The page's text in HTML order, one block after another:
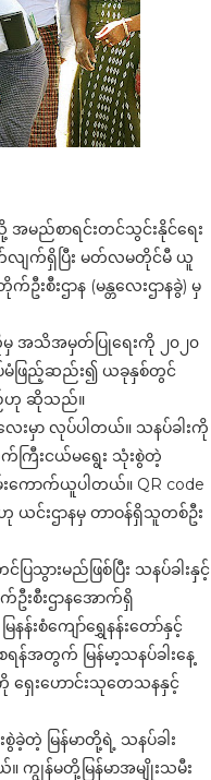
အမည်စာရင်းတင်သွင်းနိုင်ရေး
လျက်ရှိပြီး မတ်လမတိုင်မီ ယူ
စီးဌာန (မန္တလေးဌာနခွဲ) မှ
မှ အသိအမှတ်ပြုရေးကို ၂၀၂၀
ပ်မံဖြည့်ဆည်း၍ ယခုနှစ်တွင်
ည်ဟု ဆိုသည်။
ေးမှာ လုပ်ပါတယ်။ သနပ်ခါးကို
ြီးငယ်မရွေး သုံးစွဲတဲ့
ောက်ယူပါတယ်။ QR code
ယင်းဌာနမှ တာဝန်ရှိသူတစ်ဦး
ားမည်ဖြစ်ပြီး သနပ်ခါးနှင့်
းစီးဌာနအောက်ရှိ
းစံကျော်ရွှေနန်းတော်နှင့်
ရန်အတွက် မြန်မာ့သနပ်ခါးနေ့
ကို ရှေးဟောင်းသုတေသနနှင့်
မြန်မာတို့ရဲ့ သနပ်ခါး
န်မတို့မြန်မာအမျိုးသမီး